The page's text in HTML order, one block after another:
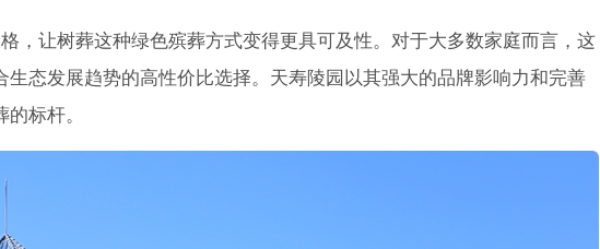
，让树葬这种绿色殡葬方式变得更具可及性。对于大多数家庭而言，这
态发展趋势的高性价比选择。天寿陵园以其强大的品牌影响力和完善
标杆。